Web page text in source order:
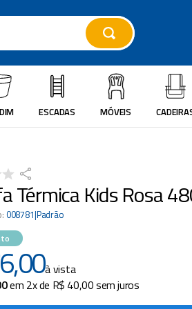
ESCADAS MÓVEIS
Térmica Kids Rosa
: 008781|Padrão
,00à vista
em 2x de R$ 40,00sem juros